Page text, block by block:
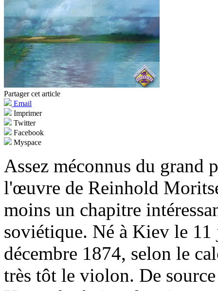
Partager cet article
Email
Imprimer
Twitter
Facebook
Myspace
Assez méconnus du
l'œuvre de Reinhold
moins un chapitre
soviétique. Né à Kiev le
décembre 1874, selon le
très tôt le violon. De